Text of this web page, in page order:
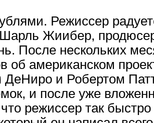
Режиссер
Жиибер,
После нескольких
об американском
ДеНиро и Робертом
и после уже
режиссер так